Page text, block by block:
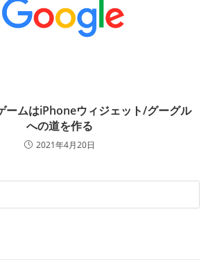
ームはiPhoneウィジェット/グーグル
への道を作る
2021年4月20日